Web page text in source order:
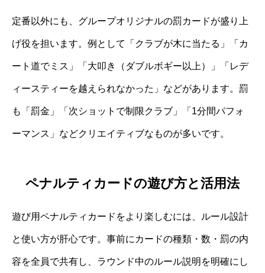
定番以外にも、グループオリジナルの罰カードが盛り上
げ役を担います。例として「クラブが木に当たる」「カ
ート道でミス」「大叩き（ダブルボギー以上）」「レデ
ィースティーを越えられなかった」などがあります。罰
も「罰金」「次ショットで制限クラブ」「1分間パフォ
ーマンス」などクリエイティブなものが多いです。
ペナルティカードの遊び方と活用法
遊び用ペナルティカードをより楽しむには、ルール設計
と使い方が肝心です。事前にカードの種類・数・罰の内
容を全員で共有し、ラウンド中のルール説明を明確にし